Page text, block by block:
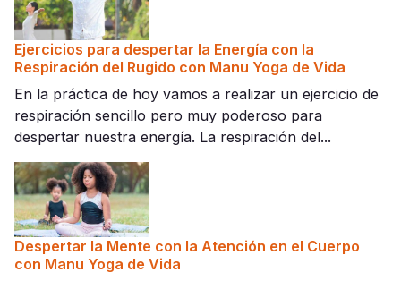
Ejercicios para despertar la Energía con la
Respiración del Rugido con Manu Yoga de Vida
En la práctica de hoy vamos a realizar un ejercicio de
respiración sencillo pero muy poderoso para
despertar nuestra energía. La respiración del...
Despertar la Mente con la Atención en el Cuerpo
con Manu Yoga de Vida